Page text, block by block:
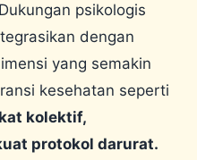
psikologis
dengan
yang semakin
kesehatan seperti
kolektif,
protokol darurat.